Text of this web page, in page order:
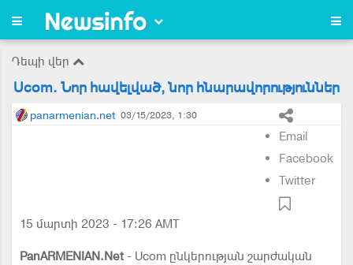
Դեպի վեր
Ucom. Նոր հավելված, նոր հնարավորություններ
panarmenian.net 03/15/2023, 1:30
Email
Facebook
Twitter
15 մարտի 2023 - 17:26 AMT
PanARMENIAN.Net - Ucom ընկերության շարժական